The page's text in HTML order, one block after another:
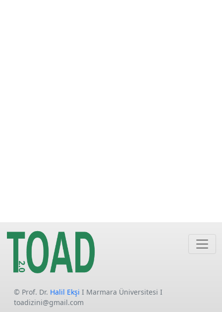
© Prof. Dr. Halil Ekşi I Marmara Üniversitesi I
toadizini@gmail.com